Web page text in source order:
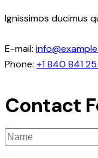
Ignissimos ducimus
E-mail:
Phone: +1 840 841
Contact